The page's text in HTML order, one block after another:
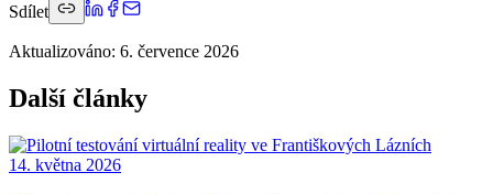
Sdílet
Aktualizováno: 6. července 2026
Další články
14. května 2026